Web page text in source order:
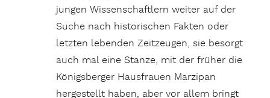
jungen Wissenschaftlern weiter auf der
Suche nach historischen Fakten oder
letzten lebenden Zeitzeugen, sie besorgt
auch mal eine Stanze, mit der früher die
Königsberger Hausfrauen Marzipan
hergestellt haben, aber vor allem bringt